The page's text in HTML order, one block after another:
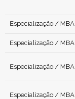
Especialização / MBA
Especialização / MBA
Especialização / MBA
Especialização / MBA